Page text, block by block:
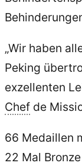
„Wir haben
Peking
exzellenten
Chef de
66 Medaillen
22 Mal